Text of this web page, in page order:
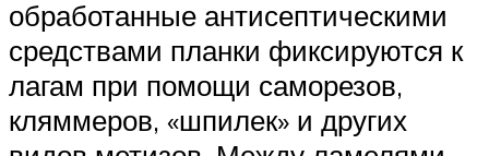
обработанные антисептическими
средствами планки фиксируются к
лагам при помощи саморезов,
кляммеров, «шпилек» и других